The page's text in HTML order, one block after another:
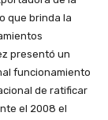
que brinda la
presentó un
funcionamiento
de ratificar
el 2008 el